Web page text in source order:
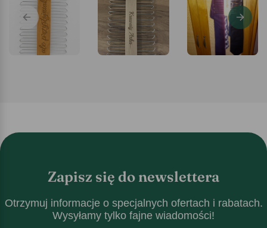
Zapisz się do newslettera
Otrzymuj informacje o specjalnych ofertach i rabatach.
Wysyłamy tylko fajne wiadomości!